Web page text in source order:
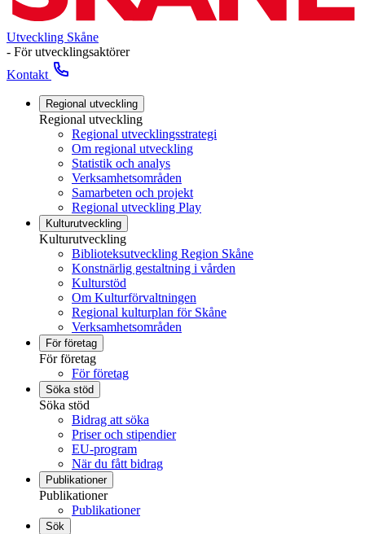
Utveckling Skåne
- För utvecklingsaktörer
Kontakt
Regional utveckling
Regional utveckling
Regional utvecklingsstrategi
Om regional utveckling
Statistik och analys
Verksamhetsområden
Samarbeten och projekt
Regional utveckling Play
Kulturutveckling
Kulturutveckling
Biblioteksutveckling Region Skåne
Konstnärlig gestaltning i vården
Kulturstöd
Om Kulturförvaltningen
Regional kulturplan för Skåne
Verksamhetsområden
För företag
För företag
För företag
Söka stöd
Söka stöd
Bidrag att söka
Priser och stipendier
EU-program
När du fått bidrag
Publikationer
Publikationer
Publikationer
Sök